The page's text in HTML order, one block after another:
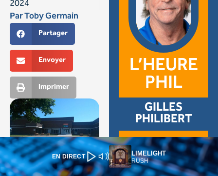
EN DIRECT LIMELIGHT
RUSH